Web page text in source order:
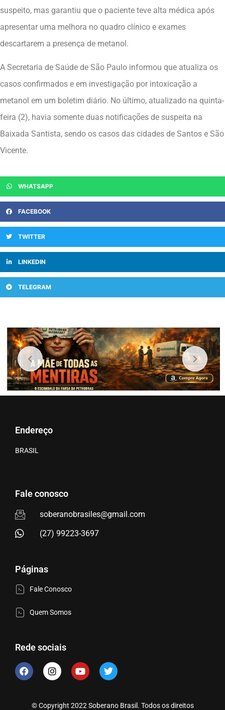
suspeito, mas garantiu que o paciente teve alta médica após
apresentar uma melhora no quadro clínico e exames
descartarem a presença de metanol.
A Secretaria de Saúde de São Paulo informou que atualiza os
casos confirmados e em investigação por intoxicação a
metanol em um boletim diário. No último, atualizado na quinta-
feira (2), havia somente duas notificações de suspeita na
Baixada Santista, sendo os casos das cidades de Santos e São
Vicente.
WHATSAPP
FACEBOOK
TWITTER
LINKEDIN
TELEGRAM
Endereço
BRASIL
Fale conosco
soberanobrasiles@gmail.com
(27) 99223-3697
Páginas
Fale Conosco
Quem Somos
Rede sociais
© Copyright 2022 Soberano Brasil. Todos os direitos